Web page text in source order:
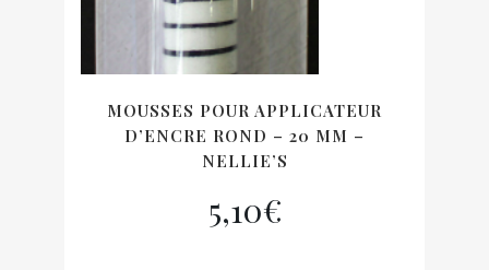
MOUSSES POUR APPLICATEUR
D’ENCRE ROND – 20 MM –
NELLIE’S
5,10€